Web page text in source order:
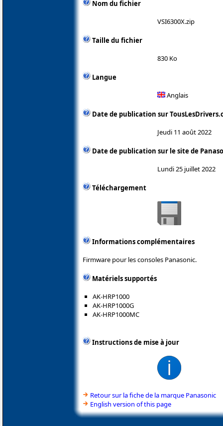
Nom du fichier
VSI6300X.zip
Taille du fichier
830 Ko
Langue
Anglais
Date de publication sur
Jeudi 11 août 2022
Date de publication sur le site de
Lundi 25 juillet 2022
Téléchargement
Informations complémentaires
Firmware pour les consoles Panasonic.
Matériels supportés
AK-HRP1000
AK-HRP1000G
AK-HRP1000MC
Instructions de mise à jour
Retour sur la fiche de la marque Panasonic
English version of this page